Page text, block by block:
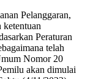
Pelanggaran,
ketentuan
Peraturan
telah
Nomor 20
akan dimulai